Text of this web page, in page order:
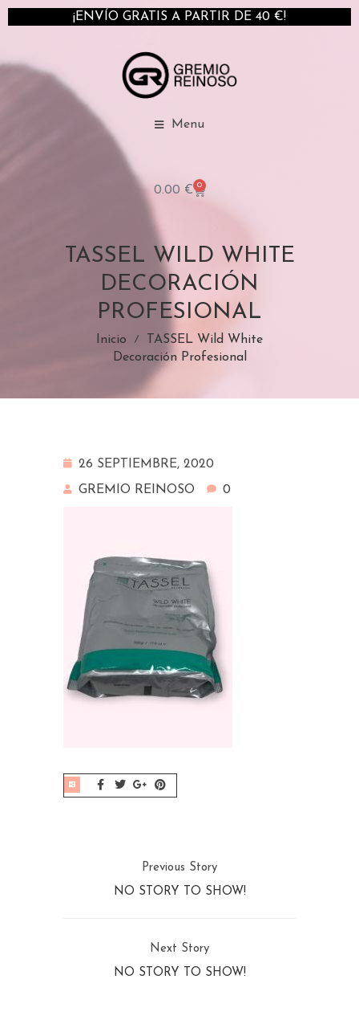
0.00 € 0
Menu
¡ENVÍO GRATIS A PARTIR DE 40 €!
TASSEL WILD WHITE
DECORACIÓN
PROFESIONAL
Inicio
TASSEL Wild White
Decoración Profesional
26 SEPTIEMBRE, 2020
GREMIO REINOSO
0
Previous Story
NO STORY TO SHOW!
Next Story
NO STORY TO SHOW!